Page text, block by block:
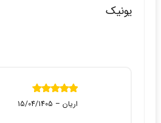
یونیک
نمره 5 از 5 اریان –
15/04/1405